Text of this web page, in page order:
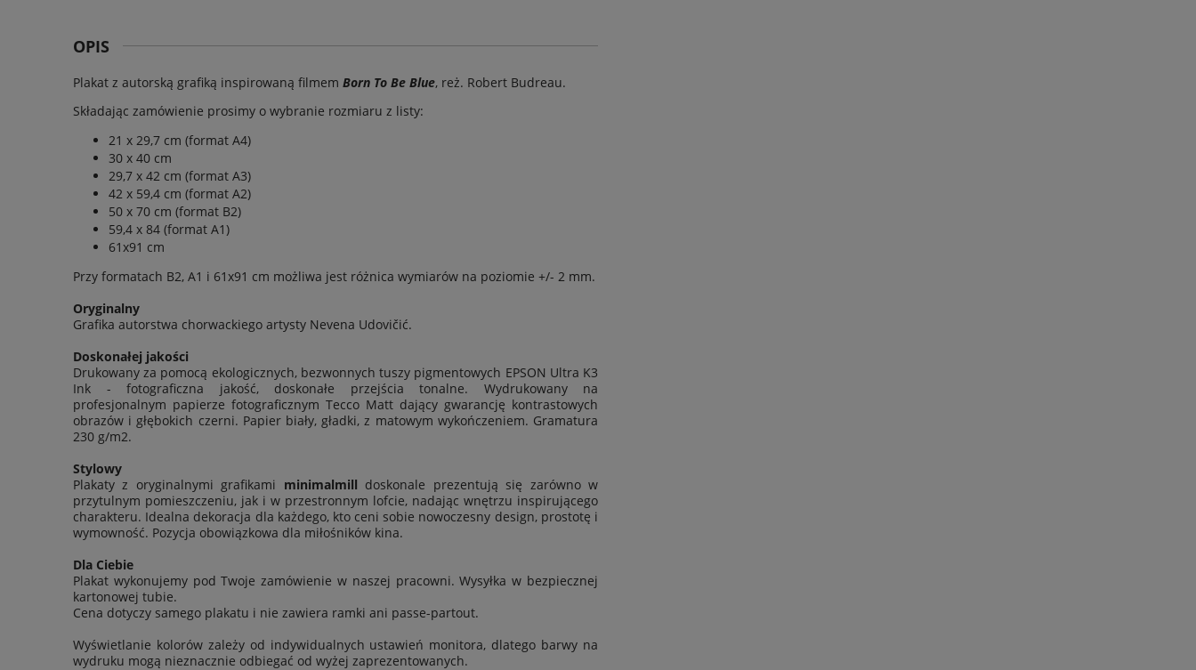
OPIS
Plakat z autorską grafiką inspirowaną filmem Born To Be Blue, reż. Robert Budreau.
Składając zamówienie prosimy o wybranie rozmiaru z listy:
21 x 29,7 cm (format A4)
30 x 40 cm
29,7 x 42 cm (format A3)
42 x 59,4 cm (format A2)
50 x 70 cm (format B2)
59,4 x 84 (format A1)
61x91 cm
Przy formatach B2, A1 i 61x91 cm możliwa jest różnica wymiarów na poziomie +/- 2 mm.
Oryginalny
Grafika autorstwa chorwackiego artysty Nevena Udovičić.
Doskonałej jakości
Drukowany za pomocą ekologicznych, bezwonnych tuszy pigmentowych EPSON Ultra K3
Ink - fotograficzna jakość, doskonałe przejścia tonalne. Wydrukowany na
profesjonalnym papierze fotograficznym Tecco Matt dający gwarancję kontrastowych
obrazów i głębokich czerni. Papier biały, gładki, z matowym wykończeniem. Gramatura
230 g/m2.
Stylowy
Plakaty z oryginalnymi grafikami minimalmill doskonale prezentują się zarówno w
przytulnym pomieszczeniu, jak i w przestronnym lofcie, nadając wnętrzu inspirującego
charakteru. Idealna dekoracja dla każdego, kto ceni sobie nowoczesny design, prostotę i
wymowność. Pozycja obowiązkowa dla miłośników kina.
Dla Ciebie
Plakat wykonujemy pod Twoje zamówienie w naszej pracowni. Wysyłka w bezpiecznej
kartonowej tubie.
Cena dotyczy samego plakatu i nie zawiera ramki ani passe-partout.
Wyświetlanie kolorów zależy od indywidualnych ustawień monitora, dlatego barwy na
wydruku mogą nieznacznie odbiegać od wyżej zaprezentowanych.